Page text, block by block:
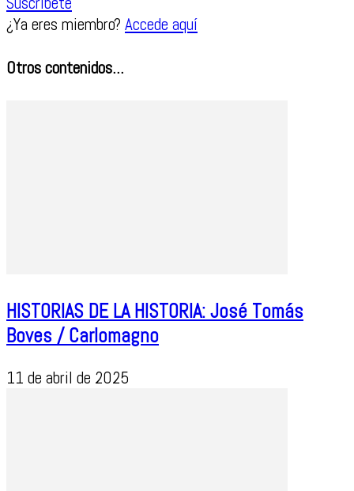
¿Ya eres miembro? Accede aquí
Otros contenidos...
HISTORIAS DE LA HISTORIA: José Tomás
Boves / Carlomagno
11 de abril de 2025